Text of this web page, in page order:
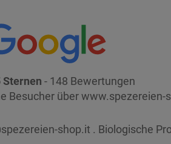
Sternen - 148 Bewertungen
Besucher über www.spezereien-
shop.it . Biologische